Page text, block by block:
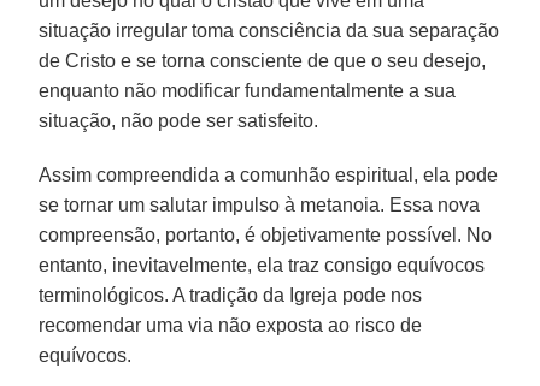
situação irregular toma consciência da sua separação
de Cristo e se torna consciente de que o seu desejo,
enquanto não modificar fundamentalmente a sua
situação, não pode ser satisfeito.
Assim compreendida a comunhão espiritual, ela pode
se tornar um salutar impulso à metanoia. Essa nova
compreensão, portanto, é objetivamente possível. No
entanto, inevitavelmente, ela traz consigo equívocos
terminológicos. A tradição da Igreja pode nos
recomendar uma via não exposta ao risco de
equívocos.